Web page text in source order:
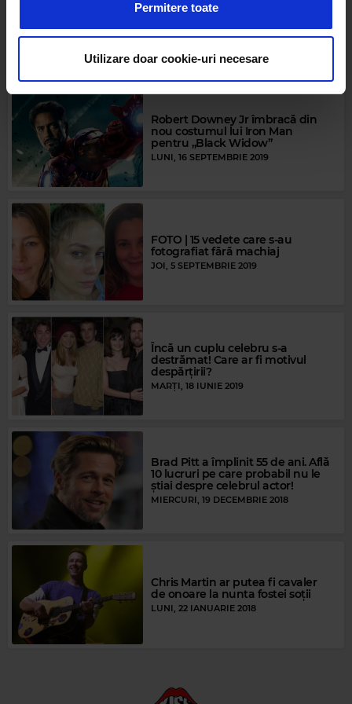
privire la modul în care folosiți site-ul nostru. Aceștia le
pot combina cu alte informații oferite de dvs. sau culese
în urma folosirii serviciilor lor.
Permitere toate
Utilizare doar cookie-uri necesare
Cinci seriale super tari lansate în
MARȚI, 12 NOIEMBRIE 2019
Robert Downey Jr îmbracă din
nou costumul lui Iron Man
pentru „Black Widow”
LUNI, 16 SEPTEMBRIE 2019
FOTO | 15 vedete care s-au
fotografiat fără machiaj
JOI, 5 SEPTEMBRIE 2019
Încă un cuplu celebru s-a
destrămat! Care ar fi motivul
despărţirii?
MARȚI, 18 IUNIE 2019
Brad Pitt a împlinit 55 de ani. Află
10 lucruri pe care probabil nu le
știai despre celebrul actor!
MIERCURI, 19 DECEMBRIE 2018
Chris Martin ar putea fi cavaler
de onoare la nunta fostei soții
LUNI, 22 IANUARIE 2018